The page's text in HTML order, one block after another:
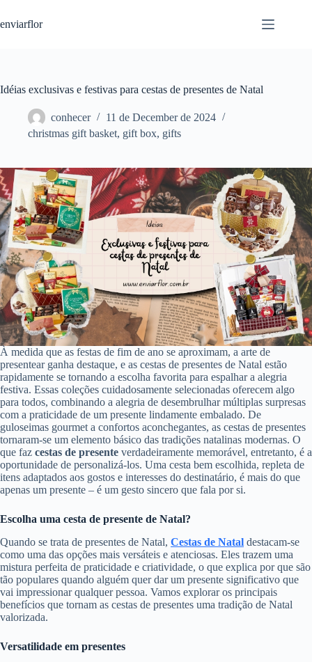
k
c
enviarflor
Idéias exclusivas e festivas para cestas de presentes de Natal
conhecer
11 de December de 2024
christmas gift basket, gift box, gifts
À medida que as festas de fim de ano se aproximam, a arte de
presentear ganha destaque, e as cestas de presentes de Natal estão
rapidamente se tornando a escolha favorita para espalhar a alegria
festiva. Essas coleções cuidadosamente selecionadas oferecem algo
para todos, combinando a alegria de desembrulhar múltiplas surpresas
com a praticidade de um presente lindamente embalado. De
guloseimas gourmet a confortos aconchegantes, as cestas de presentes
tornaram-se um elemento básico das tradições natalinas modernas. O
que faz cestas de presente verdadeiramente memorável, entretanto, é a
oportunidade de personalizá-los. Uma cesta bem escolhida, repleta de
itens adaptados aos gostos e interesses do destinatário, é mais do que
apenas um presente – é um gesto sincero que fala por si.
Escolha uma cesta de presente de Natal?
Quando se trata de presentes de Natal, Cestas de Natal destacam-se
como uma das opções mais versáteis e atenciosas. Eles trazem uma
mistura perfeita de praticidade e criatividade, o que explica por que são
tão populares quando alguém quer dar um presente significativo que
vai impressionar qualquer pessoa. Vamos explorar os principais
benefícios que tornam as cestas de presentes uma tradição de Natal
valorizada.
Versatilidade em presentes